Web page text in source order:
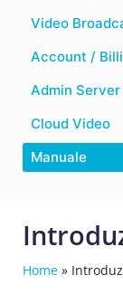
Video
Account /
Admin Server
Cloud Video
Manuale
Home »